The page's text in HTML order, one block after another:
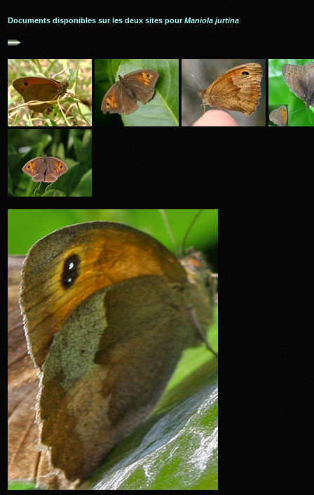
Documents disponibles sur les deux sites pourManiola jurtina